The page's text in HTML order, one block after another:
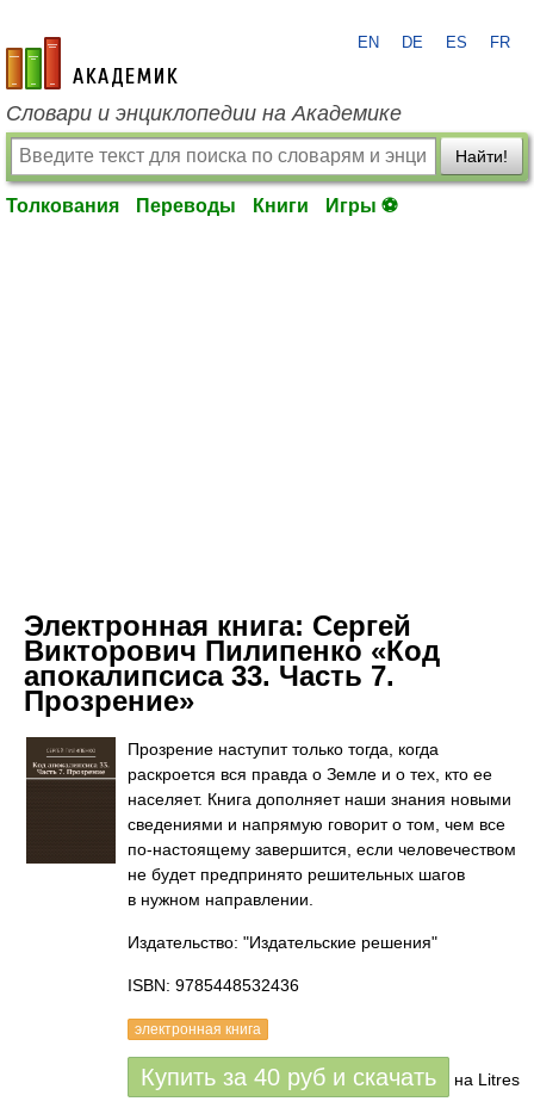
academic.ru
EN DE ES FR
Словари и энциклопедии на Академике
Найти!
Толкования Переводы Книги Игры ⚽
Электронная книга: Сергей
Викторович Пилипенко «Код
апокалипсиса 33. Часть 7.
Прозрение»
Прозрение наступит только тогда, когда
раскроется вся правда о Земле и о тех, кто ее
населяет. Книга дополняет наши знания новыми
сведениями и напрямую говорит о том, чем все
по-настоящему завершится, если человечеством
не будет предпринято решительных шагов
в нужном направлении.
Издательство: "Издательские решения"
ISBN: 9785448532436
электронная книга
Купить за 40 руб и скачать на Litres